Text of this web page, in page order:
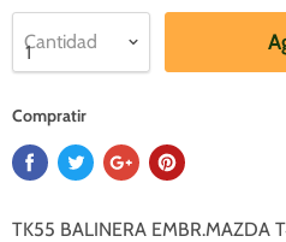
Cantidad
Compratir
TK55 BALINERA EMBR.MAZDA